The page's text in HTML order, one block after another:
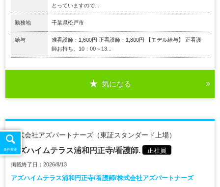
とっていますので...
勤務地 千葉県松戸市
給与
准看護師：1,600円 正看護師：1,800円 【モデル給与】 正看護
師お持ち、10：00～13...
気になる
株式会社アズパートナーズ（東証スタンダード上場）
アズハイムテラス浦和円正寺/看護師. 正社員
掲載終了日：2026/8/13
アズハイムテラス浦和円正寺/看護師/株式会社アズパートナーズ
条件変更